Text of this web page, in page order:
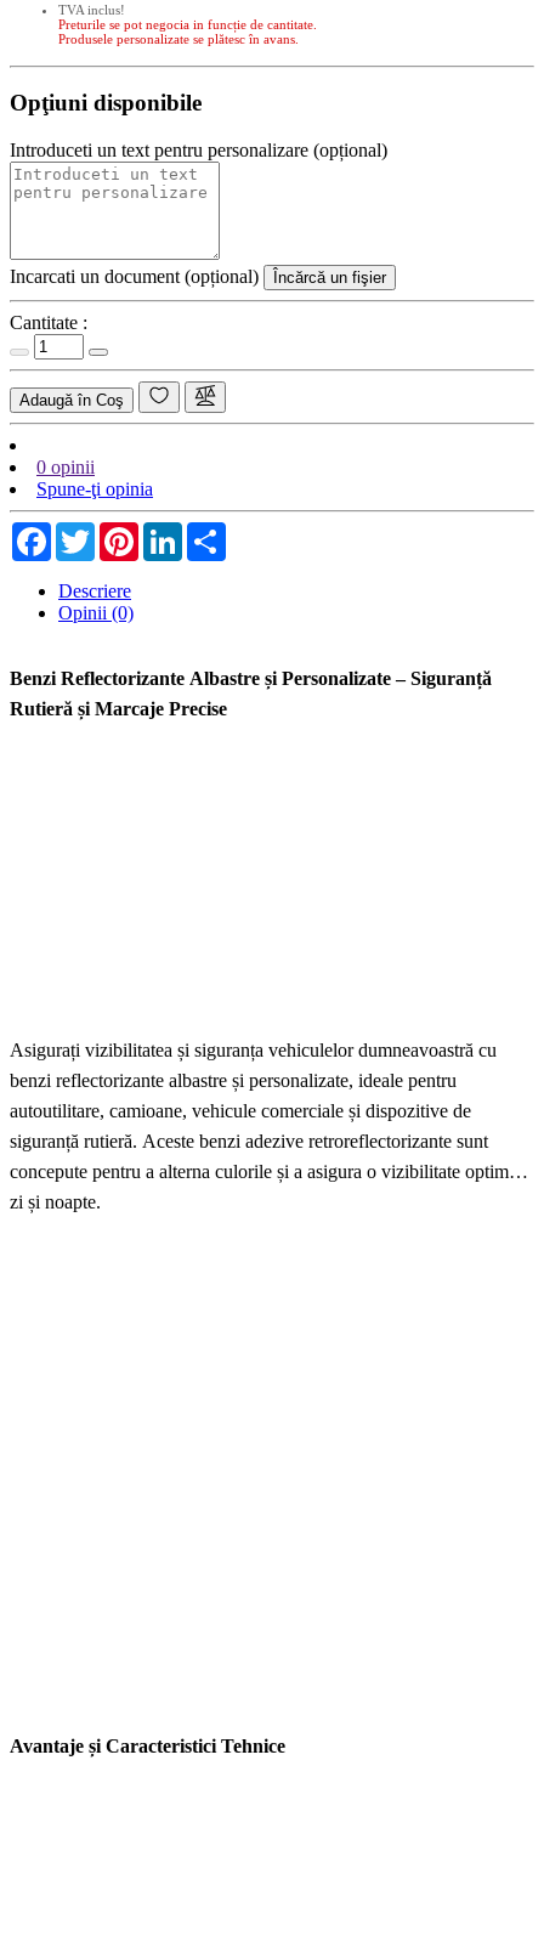
TVA inclus!
Preturile se pot negocia in funcție de cantitate.
Produsele personalizate se plătesc în avans.
Opţiuni disponibile
Introduceti un text pentru personalizare (opțional)
Incarcati un document (opțional) Încărcă un fişier
Cantitate :
Adaugă în Coş
0 opinii
Spune-ţi opinia
Facebook
TwitterPinterestLinkedIn
Descriere
Opinii (0)
Benzi Reflectorizante Albastre și Personalizate – Siguranță
Rutieră și Marcaje Precise
Asigurați vizibilitatea și siguranța vehiculelor dumneavoastră cu
benzi reflectorizante albastre și personalizate, ideale pentru
autoutilitare, camioane, vehicule comerciale și dispozitive de
siguranță rutieră. Aceste benzi adezive retroreflectorizante sunt
concepute pentru a alterna culorile și a asigura o vizibilitate optimă
zi și noapte.
Avantaje și Caracteristici Tehnice